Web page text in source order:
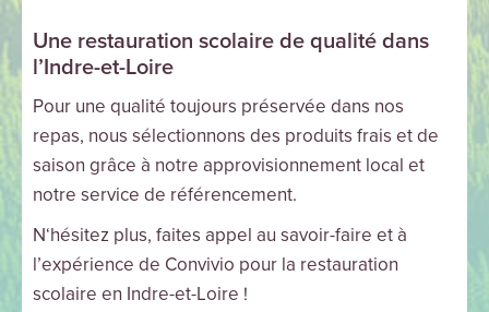
Une restauration scolaire de qualité dans
l’Indre-et-Loire
Pour une qualité toujours préservée dans nos
repas, nous sélectionnons des produits frais et de
saison grâce à notre approvisionnement local et
notre service de référencement.
N‘hésitez plus, faites appel au savoir-faire et à
l’expérience de Convivio pour la restauration
scolaire en Indre-et-Loire !